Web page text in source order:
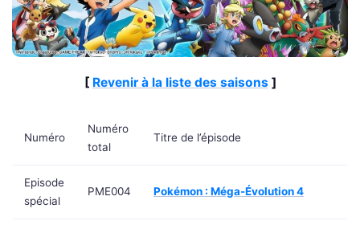
[ Revenir à la liste des saisons]
Numéro
Numéro
total
Titre de l’épisode
Episode
spécial
PME004 Pokémon : Méga-Évolution 4